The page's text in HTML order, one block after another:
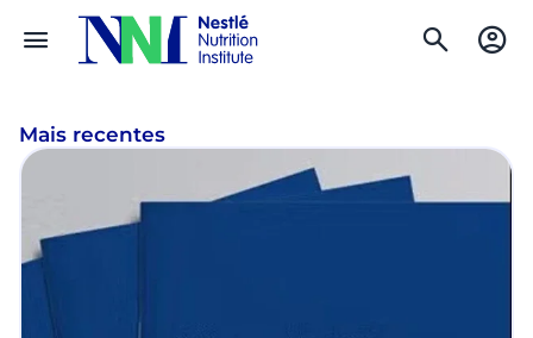
Mais recentes